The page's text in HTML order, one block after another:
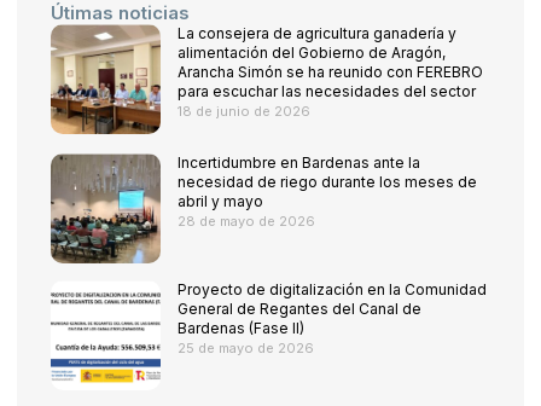
Útimas noticias
La consejera de agricultura ganadería y
alimentación del Gobierno de Aragón,
Arancha Simón se ha reunido con FEREBRO
para escuchar las necesidades del sector
18 de junio de 2026
Incertidumbre en Bardenas ante la
necesidad de riego durante los meses de
abril y mayo
28 de mayo de 2026
Proyecto de digitalización en la Comunidad
General de Regantes del Canal de
Bardenas (Fase II)
25 de mayo de 2026